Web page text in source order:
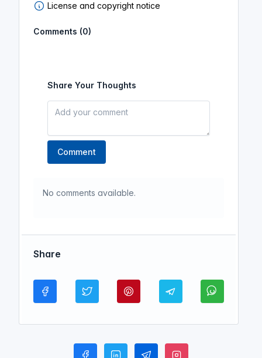
License and copyright notice
Comments (0)
Share Your Thoughts
Comment
No comments available.
Share